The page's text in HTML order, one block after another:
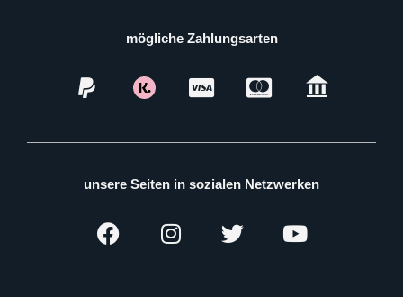
mögliche Zahlungsarten
unsere Seiten in sozialen Netzwerken